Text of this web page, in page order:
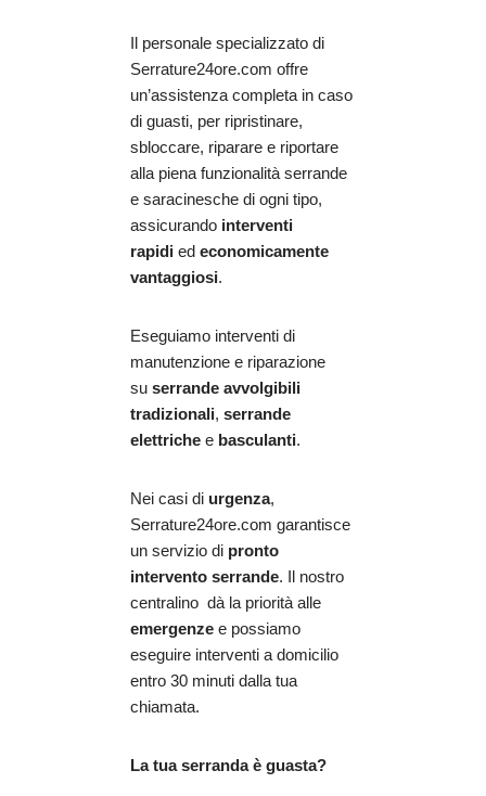
Il personale specializzato di
Serrature24ore.com offre
un’assistenza completa in caso
di guasti, per ripristinare,
sbloccare, riparare e riportare
alla piena funzionalità serrande
e saracinesche di ogni tipo,
assicurando interventi
rapidi ed economicamente
vantaggiosi.
Eseguiamo interventi di
manutenzione e riparazione
su serrande avvolgibili
tradizionali, serrande
elettriche e basculanti.
Nei casi di urgenza,
Serrature24ore.com garantisce
un servizio di pronto
intervento serrande. Il nostro
centralino dà la priorità alle
emergenze e possiamo
eseguire interventi a domicilio
entro 30 minuti dalla tua
chiamata.
La tua serranda è guasta?